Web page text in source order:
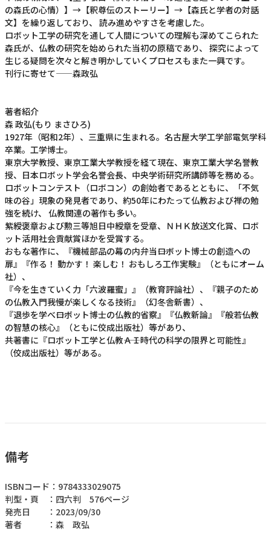
の森氏の心情）】→【釈尊伝のストーリー】→【森氏と学者の対話
文】を繰り返しており、 読み進めやすさを考慮した。
ロボット工学の研究を通して人間についての理解も深めてこられた
森氏が、仏教の研究を始められた当初の原稿であり、 探究によって
生じる疑問を次々と解き明かしていくプロセスもまた一興です。
刊行に寄せて——森政弘
著者紹介
森 政弘(もり まさひろ)
1927年（昭和2年）、三重県に生まれる。名古屋大学工学部電気学科
卒業。工学博士。
東京大学教授、東京工業大学教授を経て現在、東京工業大学名誉教
授、日本ロボット学会名誉会長、中央学術研究所講師等を務める。
ロボットコンテスト（ロボコン）の創始者であるとともに、「不気
味の谷」現象の発見者であり、約50年にわたって仏教および禅の勉
強を続け、 仏教関連の著作も多い。
紫綬褒章および勲三等旭日中綬章を受章、ＮＨＫ放送文化賞、ロボ
ット活用社会貢献賞ほかを受賞する。
おもな著作に、『機械部品の幕の内弁当――ロボット博士の創造への
扉』『作る！ 動かす！ 楽しむ！ おもしろ工作実験』（ともにオーム
社）、
『今を生きていく力「六波羅蜜」』（教育評論社）、『親子のため
の仏教入門――我慢が楽しくなる技術』（幻冬舎新書）、
『退歩を学べ――ロボット博士の仏教的省察』『仏教新論』『般若――仏教
の智慧の核心』（ともに佼成出版社）等があり、
共著書に『ロボット工学と仏教――ＡＩ時代の科学の限界と可能性』
（佼成出版社）等がある。
備考
ISBNコード：9784333029075
判型・頁 ：四六判 576ページ
発売日 ：2023/09/30
著者 ：森 政弘